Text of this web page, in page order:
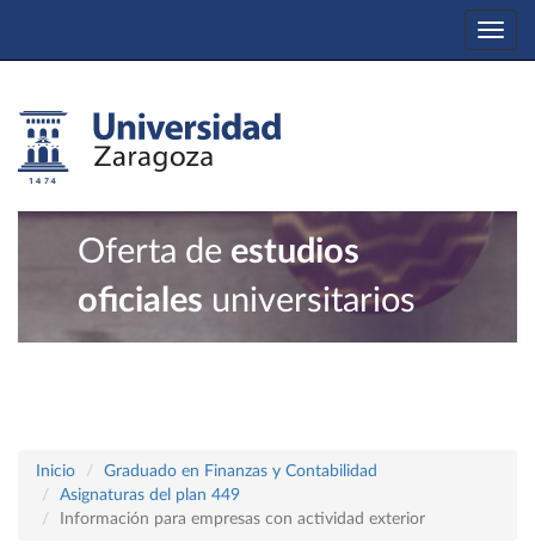
Oferta de estudios
oficiales universitarios
Inicio
Graduado en Finanzas y Contabilidad
Asignaturas del plan 449
Información para empresas con actividad exterior